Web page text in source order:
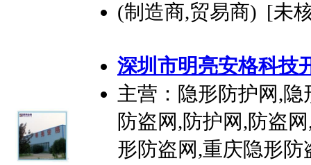
(制造商,贸易商) [未
深圳市明亮安格科技
主营：隐形防护网,
防盗网,防护网,防盗
形防盗网,重庆隐形